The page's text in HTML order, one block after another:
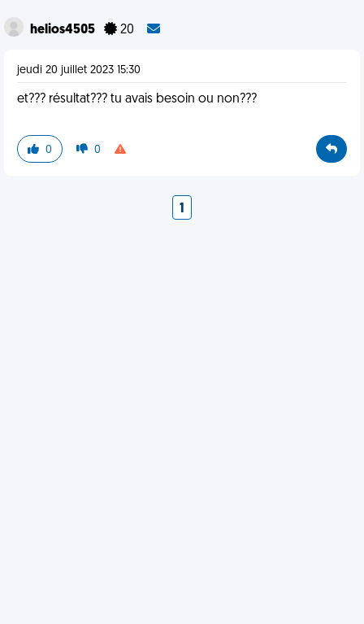
helios4505 20
jeudi 20 juillet 2023 15:30
et??? résultat??? tu avais besoin ou non???
0 0
1